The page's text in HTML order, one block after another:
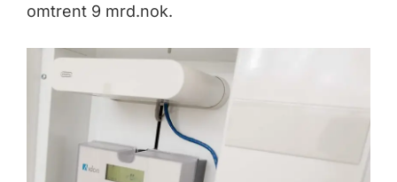
omtrent 9 mrd.nok.